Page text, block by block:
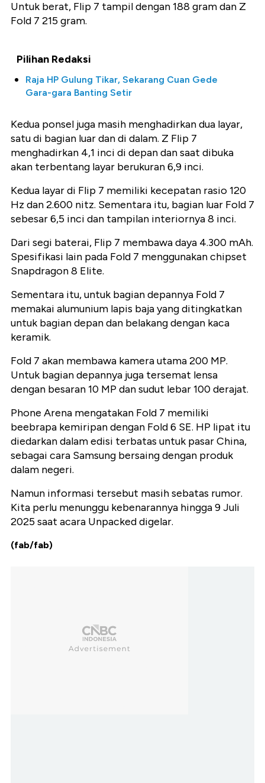
Untuk berat, Flip 7 tampil dengan 188 gram dan Z
Fold 7 215 gram.
Pilihan Redaksi
Raja HP Gulung Tikar, Sekarang Cuan Gede
Gara-gara Banting Setir
Kedua ponsel juga masih menghadirkan dua layar,
satu di bagian luar dan di dalam. Z Flip 7
menghadirkan 4,1 inci di depan dan saat dibuka
akan terbentang layar berukuran 6,9 inci.
Kedua layar di Flip 7 memiliki kecepatan rasio 120
Hz dan 2.600 nitz. Sementara itu, bagian luar Fold 7
sebesar 6,5 inci dan tampilan interiornya 8 inci.
Dari segi baterai, Flip 7 membawa daya 4.300 mAh.
Spesifikasi lain pada Fold 7 menggunakan chipset
Snapdragon 8 Elite.
Sementara itu, untuk bagian depannya Fold 7
memakai alumunium lapis baja yang ditingkatkan
untuk bagian depan dan belakang dengan kaca
keramik.
Fold 7 akan membawa kamera utama 200 MP.
Untuk bagian depannya juga tersemat lensa
dengan besaran 10 MP dan sudut lebar 100 derajat.
Phone Arena mengatakan Fold 7 memiliki
beebrapa kemiripan dengan Fold 6 SE. HP lipat itu
diedarkan dalam edisi terbatas untuk pasar China,
sebagai cara Samsung bersaing dengan produk
dalam negeri.
Namun informasi tersebut masih sebatas rumor.
Kita perlu menunggu kebenarannya hingga 9 Juli
2025 saat acara Unpacked digelar.
(fab/fab)